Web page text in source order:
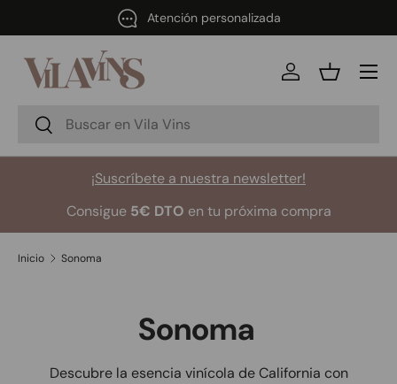
Ir al contenido
Atención personalizada
Buscar
Buscar
Iniciar sesión
Cesta
Menú
¡Suscríbete a nuestra newsletter!
Consigue5€ DTO en tu próxima compra
Inicio Sonoma
Sonoma
Descubre la esencia vinícola de California con